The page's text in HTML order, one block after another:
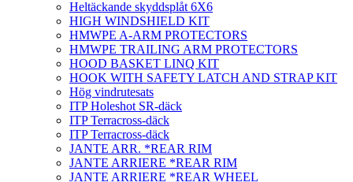
Heltäckande skyddsplåt 6X6
HIGH WINDSHIELD KIT
HMWPE A-ARM PROTECTORS
HMWPE TRAILING ARM PROTECTORS
HOOD BASKET LINQ KIT
HOOK WITH SAFETY LATCH AND STRAP KIT
Hög vindrutesats
ITP Holeshot SR-däck
ITP Terracross-däck
ITP Terracross-däck
JANTE ARR. *REAR RIM
JANTE ARRIERE *REAR RIM
JANTE ARRIERE *REAR WHEEL